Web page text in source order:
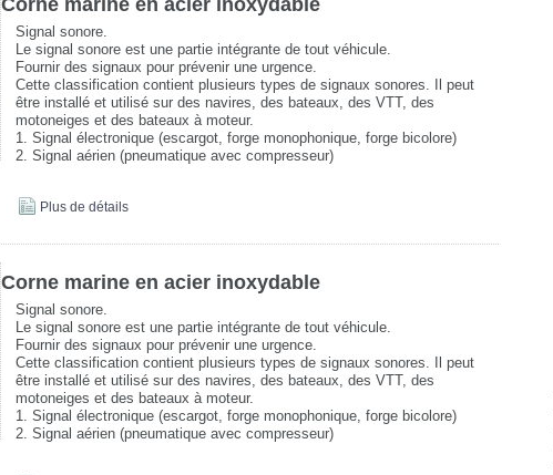
Signal sonore.
Le signal sonore est une partie intégrante de tout véhicule.
Fournir des signaux pour prévenir une urgence.
Cette classification contient plusieurs types de signaux sonores. Il peut
être installé et utilisé sur des navires, des bateaux, des VTT, des
motoneiges et des bateaux à moteur.
1. Signal électronique (escargot, forge monophonique, forge bicolore)
2. Signal aérien (pneumatique avec compresseur)
Plus de détails
Corne marine en acier inoxydable
Signal sonore.
Le signal sonore est une partie intégrante de tout véhicule.
Fournir des signaux pour prévenir une urgence.
Cette classification contient plusieurs types de signaux sonores. Il peut
être installé et utilisé sur des navires, des bateaux, des VTT, des
motoneiges et des bateaux à moteur.
1. Signal électronique (escargot, forge monophonique, forge bicolore)
2. Signal aérien (pneumatique avec compresseur)